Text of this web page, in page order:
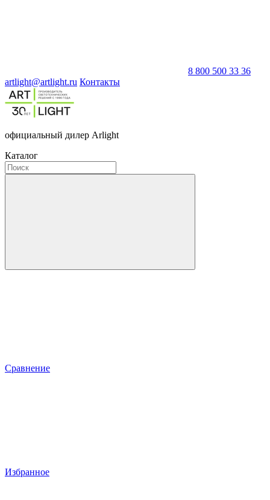
8 800 500 33 36
artlight@artlight.ru Контакты
официальный дилер Arlight
Каталог
Сравнение
Избранное